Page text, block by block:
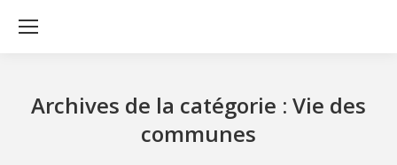
Archives de la catégorie : Vie des
communes